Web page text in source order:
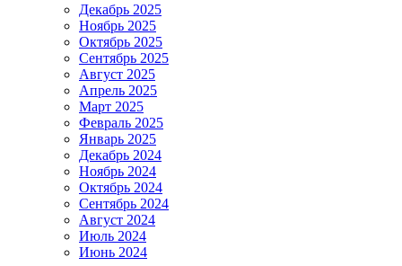
Декабрь 2025
Ноябрь 2025
Октябрь 2025
Сентябрь 2025
Август 2025
Апрель 2025
Март 2025
Февраль 2025
Январь 2025
Декабрь 2024
Ноябрь 2024
Октябрь 2024
Сентябрь 2024
Август 2024
Июль 2024
Июнь 2024